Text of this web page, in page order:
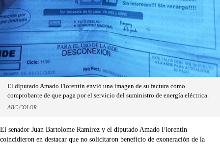
El diputado Amado Florentín envió una imagen de su factura como
comprobante de que paga por el servicio del suministro de energía eléctrica.
ABC COLOR
El senador Juan Bartolome Ramírez y el diputado Amado Florentín
coincidieron en destacar que no solicitaron beneficio de exoneración de la